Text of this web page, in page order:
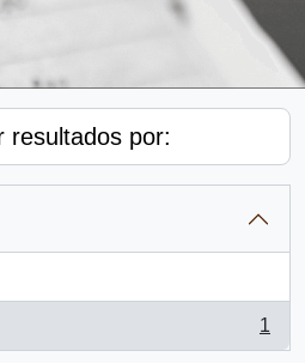
resultados por:
1